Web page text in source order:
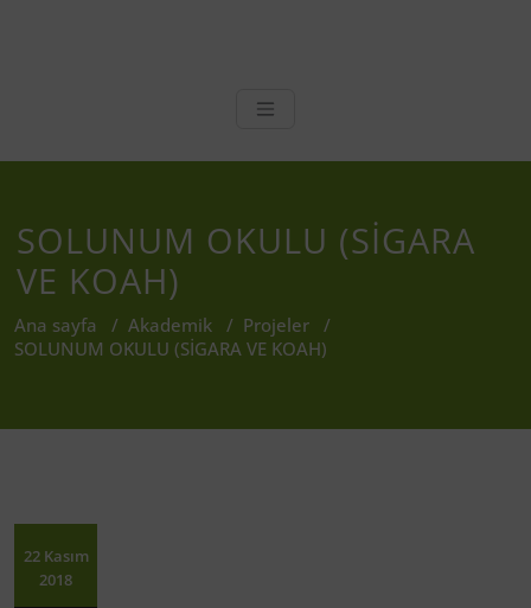
SOLUNUM OKULU (SİGARA
VE KOAH)
Ana sayfa / Akademik / Projeler /
SOLUNUM OKULU (SİGARA VE KOAH)
22 Kasım
2018